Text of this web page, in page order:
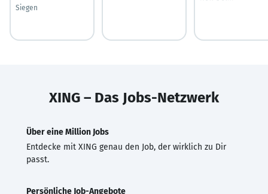
Siegen
XING – Das Jobs-Netzwerk
Über eine Million Jobs
Entdecke mit XING genau den Job, der wirklich zu Dir
passt.
Persönliche Job-Angebote